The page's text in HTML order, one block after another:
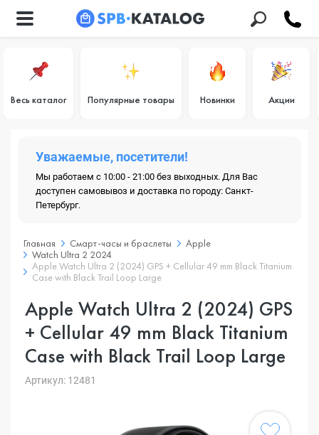
Весь каталог Популярные товары Новинки Акции
Уважаемые, посетители!
Мы работаем с 10:00 - 21:00 без выходных. Для Вас
доступен самовывоз и доставка по городу: Санкт-
Петербург.
Главная Смарт-часы и браслеты
Apple
Watch Ultra 2 2024
Apple Watch Ultra 2 (2024) GPS + Cellular 49 mm Black Titanium
Case with Black Trail Loop Large
Apple Watch Ultra 2 (2024) GPS
+ Cellular 49 mm Black Titanium
Case with Black Trail Loop Large
Артикул: 12481